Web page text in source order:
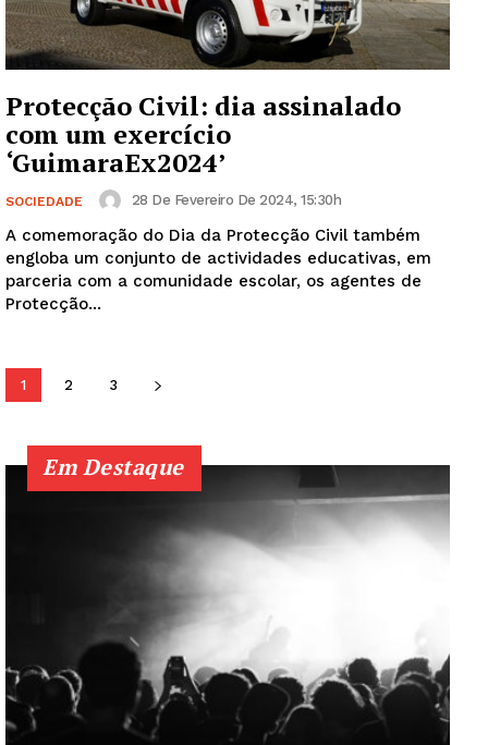
SUBSCREVA JÁ!
Institucional
Edição Digital
Europa
Grande Entrevista
Quero ser Assinante
Protecção Civil: dia assinalado
com um exercício
‘GuimaraEx2024’
SOCIEDADE 28 De Fevereiro De 2024, 15:30h
A comemoração do Dia da Protecção Civil também
engloba um conjunto de actividades educativas, em
parceria com a comunidade escolar, os agentes de
Protecção...
1 2 3
Em Destaque